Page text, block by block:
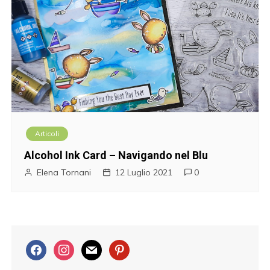
Articoli
Alcohol Ink Card – Navigando nel Blu
Elena Tornani 12 Luglio 2021 0
f
a
i
n
m
a
p